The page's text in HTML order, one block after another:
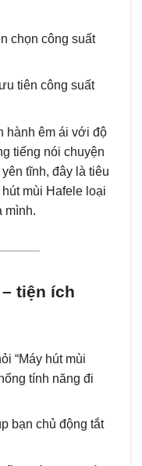
chọn công suất
tiên công suất
hành êm ái với độ
tiếng nói chuyện
tĩnh, đây là tiêu
mùi Hafele loại
mình.
tiện ích
“Máy hút mùi
tính năng đi
bạn chủ động tắt